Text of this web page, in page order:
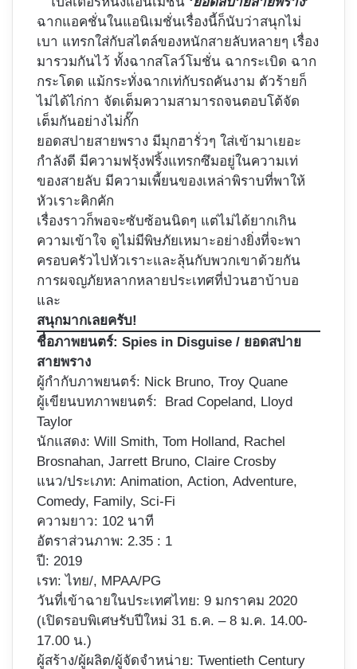
ฉากแอคชั่นในแอนิเมชั่นเรื่องนี้ก็นับว่าสนุกไม่
เบา แทรกใส่กับสไตล์ของหนักสายลับหลายๆ เรื่อง
มารวมกันไว้ ทั้งฉากสโลว์โมชั่น ฉากระเบิด ฉาก
กระโดด แม้กระทั่งฉากเท่กับรถคันงาม ตัวร้ายก็
ไม่ได้ไก่กา จัดเต็มความสามารถจนตอบโต้จัด
เต็มกันอย่างไม่กั๊ก
ยอดสปายสายพราง มีมุกฮารั่วๆ ใส่เข้ามาเยอะ
กำลังดี มีความฟรุ้งฟริ้งแทรกซึมอยู่ในความเท่
ของสายลับ มีความเพี้ยนของเหล่าพิราบที่พาให้
หัวเราะคิกคัก
เรื่องราวก็พอจะซับซ้อนนิดๆ แต่ไม่ได้ยากเกิน
ความเข้าใจ ดูไม่มีพิษภัยเหมาะอย่างยิ่งที่จะพา
ครอบครัวไปหัวเราะและลุ้นกับพวกเขาด้วยกัน
การผจญภัยหลากหลายประเทศที่ป่วนฮาบ้าบอ
และ
สนุกมากเลยครับ!
ชื่อภาพยนตร์: Spies in Disguise / ยอดสปาย
สายพราง
ผู้กำกับภาพยนตร์: Nick Bruno, Troy Quane
ผู้เขียนบทภาพยนตร์​: Brad Copeland, Lloyd
Taylor
นักแสดง: Will Smith, Tom Holland, Rachel
Brosnahan, Jarrett Bruno, Claire Crosby
แนว/ประเภท: Animation, Action, Adventure,
Comedy, Family, Sci-Fi
ความยาว: 102 นาที
อัตราส่วนภาพ: 2.35 : 1
ปี: 2019
เรท: ไทย/, MPAA/PG
วันที่เข้าฉายในประเทศไทย: 9 มกราคม 2020
(เปิดรอบพิเศษรับปีใหม่ 31 ธ.ค. – 8 ม.ค. 14.00-
17.00 น.)
ผู้สร้าง/ผู้ผลิต/ผู้จัดจำหน่าย: Twentieth Century